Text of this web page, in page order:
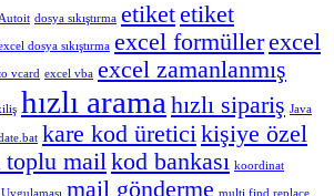
dosya sıkıştırma etiketetiket
dosya sıkıştırma excel formüllerexcel
vcard excel vba excel zamanlanmış
hızlı aramahızlı sipariş Java
kare kod üreticikişiye özel
toplu mailkod bankası koordinat
mail gönderme